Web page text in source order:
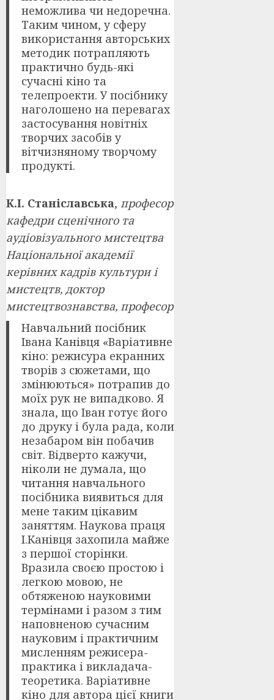
неможлива чи недоречна.
Таким чином, у сферу
використання авторських
методик потрапляють
практично будь-які
сучасні кіно та
телепроекти. У посібнику
наголошено на перевагах
застосування новітніх
творчих засобів у
вітчизняному творчому
продукті.
К.І. Станіславська, професор
кафедри сценічного та
аудіовізуального мистецтва
Національної академії
керівних кадрів культури і
мистецтв, доктор
мистецтвознавства, професор
Навчальний посібник
Івана Канівця «Варіативне
кіно: режисура екранних
творів з сюжетами, що
змінюються» потрапив до
моїх рук не випадково. Я
знала, що Іван готує його
до друку і була рада, коли
незабаром він побачив
світ. Відверто кажучи,
ніколи не думала, що
читання навчального
посібника виявиться для
мене таким цікавим
заняттям. Наукова праця
І.Канівця захопила майже
з першої сторінки.
Вразила своєю простою і
легкою мовою, не
обтяженою науковими
термінами і разом з тим
наповненою сучасним
науковим і практичним
мисленням режисера-
практика і викладача-
теоретика. Варіативне
кіно для автора цієї книги